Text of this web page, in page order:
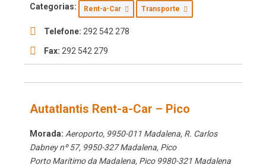
Categorias: Rent-a-Car Transporte
Telefone: 292 542 278
Fax: 292 542 279
Autatlantis Rent-a-Car – Pico
Morada: Aeroporto, 9950-011 Madalena, R. Carlos
Dabney nº 57, 9950-327 Madalena, Pico
Porto Marítimo da Madalena, Pico 9980-321 Madalena